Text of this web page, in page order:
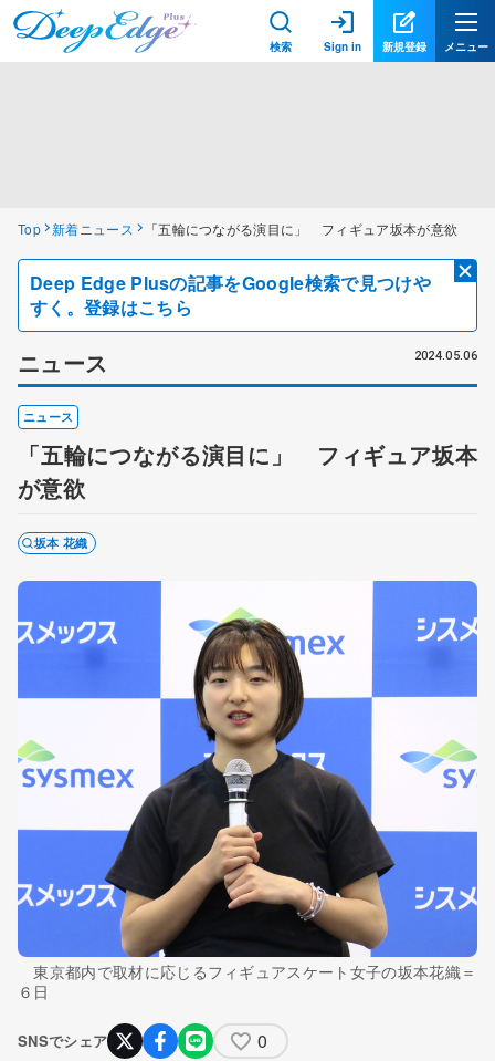
検索 Sign in 新規登録 メニュー
Top 新着ニュース 「五輪につながる演目に」 フィギュア坂本が意欲
Deep Edge Plusの記事をGoogle検索で見つけや
すく。登録はこちら
ニュース 2024.05.06
ニュース
「五輪につながる演目に」 フィギュア坂本
が意欲
坂本 花織
東京都内で取材に応じるフィギュアスケート女子の坂本花織＝
６日
SNSでシェア 0